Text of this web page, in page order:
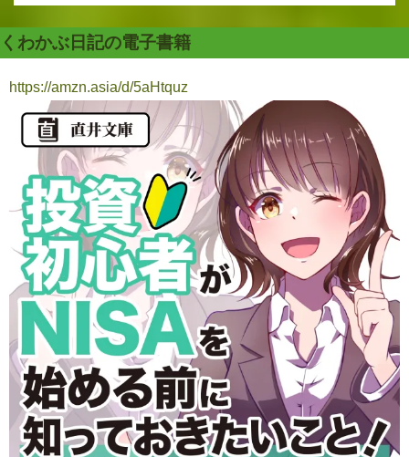
くわかぶ日記の電子書籍
https://amzn.asia/d/5aHtquz